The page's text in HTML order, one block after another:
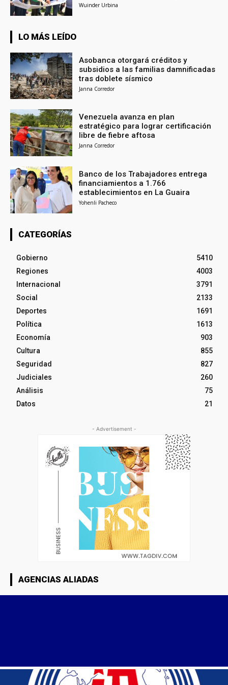
Wuinder Urbina
LO MÁS LEÍDO
Asobanca otorgará créditos y
subsidios a las familias damnificadas
tras doblete sísmico
Janna Corredor
Venezuela avanza en plan
estratégico para lograr certificación
libre de fiebre aftosa
Janna Corredor
Banco de los Trabajadores entrega
financiamientos a 1.766
establecimientos en La Guaira
Yohenli Pacheco
CATEGORÍAS
Gobierno
5410
Regiones
4003
Internacional
3791
Social
2133
Deportes
1691
Política
1613
Economía
903
Cultura
855
Seguridad
827
Judiciales
260
Análisis
75
Datos
21
- Advertisement -
AGENCIAS ALIADAS